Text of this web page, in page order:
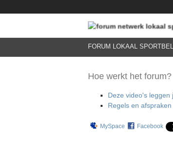
FORUM LOKAAL
Hoe werkt het forum?
Deze video's leggen
Regels en
MySpace Facebook